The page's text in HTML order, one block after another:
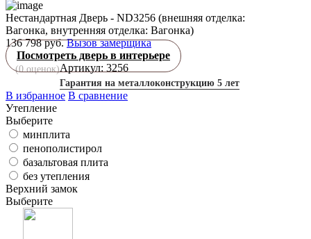
Нестандартная Дверь - ND3256 (внешняя отделка:
Вагонка, внутренняя отделка: Вагонка)
136 798 руб. Вызов замерщика
Посмотреть дверь в интерьере
(0оценок)Артикул: 3256
Гарантия на металлоконструкцию 5 лет
В избранное В сравнение
Утепление
Выберите
минплита
пенополистирол
базальтовая плита
без утепления
Верхний замок
Выберите